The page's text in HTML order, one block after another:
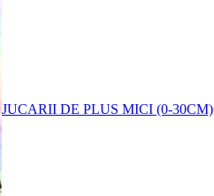
JUCARII DE PLUS MICI (0-30CM)